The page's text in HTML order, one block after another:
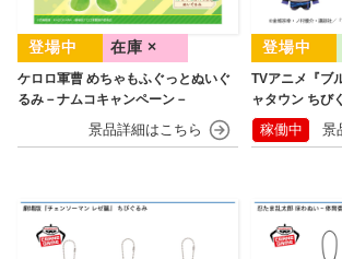
ケロロ軍曹 めちゃもふぐっとぬいぐ
るみ－ナムコキャンペーン－
在庫 ×
TVアニメ『ブ
ャタウン ちび
s～
稼働中